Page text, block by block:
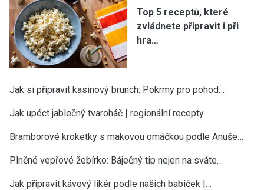
Top 5 receptů, které
zvládnete připravit i při
hra…
Jak si připravit kasinový brunch: Pokrmy pro pohod…
Jak upéct jablečný tvaroháč | regionální recepty
Bramborové kroketky s makovou omáčkou podle Anuše…
Plněné vepřové žebírko: Báječný tip nejen na sváte…
Jak připravit kávový likér podle našich babiček |…